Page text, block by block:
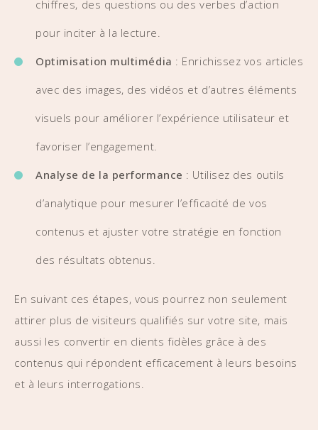
chiffres, des questions ou des verbes d’action
pour inciter à la lecture.
Optimisation multimédia : Enrichissez vos articles
avec des images, des vidéos et d’autres éléments
visuels pour améliorer l’expérience utilisateur et
favoriser l’engagement.
Analyse de la performance : Utilisez des outils
d’analytique pour mesurer l’efficacité de vos
contenus et ajuster votre stratégie en fonction
des résultats obtenus.
En suivant ces étapes, vous pourrez non seulement
attirer plus de visiteurs qualifiés sur votre site, mais
aussi les convertir en clients fidèles grâce à des
contenus qui répondent efficacement à leurs besoins
et à leurs interrogations.